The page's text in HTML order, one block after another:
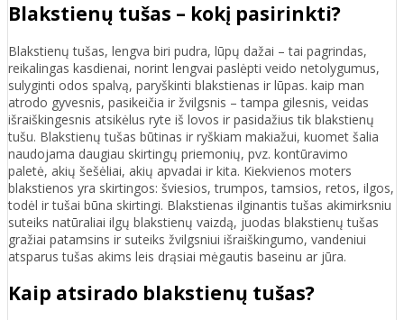
Blakstienų tušas – kokį pasirinkti?
Blakstienų tušas, lengva biri pudra, lūpų dažai – tai pagrindas,
reikalingas kasdienai, norint lengvai paslėpti veido netolygumus,
sulyginti odos spalvą, paryškinti blakstienas ir lūpas. kaip man
atrodo gyvesnis, pasikeičia ir žvilgsnis – tampa gilesnis, veidas
išraiškingesnis atsikėlus ryte iš lovos ir pasidažius tik blakstienų
tušu. Blakstienų tušas būtinas ir ryškiam makiažui, kuomet šalia
naudojama daugiau skirtingų priemonių, pvz. kontūravimo
paletė, akių šešėliai, akių apvadai ir kita. Kiekvienos moters
blakstienos yra skirtingos: šviesios, trumpos, tamsios, retos, ilgos,
todėl ir tušai būna skirtingi. Blakstienas ilginantis tušas akimirksniu
suteiks natūraliai ilgų blakstienų vaizdą, juodas blakstienų tušas
gražiai patamsins ir suteiks žvilgsniui išraiškingumo, vandeniui
atsparus tušas akims leis drąsiai mėgautis baseinu ar jūra.
Kaip atsirado blakstienų tušas?